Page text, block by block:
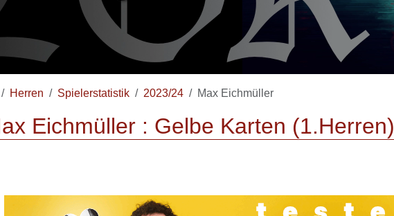
Herren Spielerstatistik 2023/24 Max Eichmüller
Eichmüller : Gelbe Karten (1.Herren)